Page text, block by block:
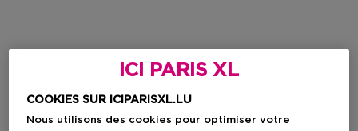
ICI PARIS XL
COOKIES SUR ICIPARISXL.LU
Nous utilisons des cookies pour optimiser votre